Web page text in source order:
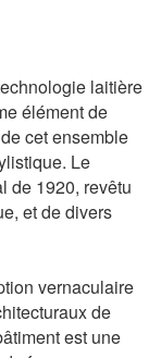
laitière
élément de
cet ensemble
Le
de 1920, revêtu
et de divers
vernaculaire
de
est une